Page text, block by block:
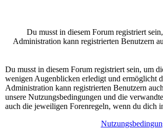
Du musst in diesem Forum registriert
Administration kann registrierten Benutzern
Du musst in diesem Forum registriert sein, um
wenigen Augenblicken erledigt und ermöglicht
Administration kann registrierten Benutzern
unsere Nutzungsbedingungen und die
auch die jeweiligen Forenregeln, wenn du dich